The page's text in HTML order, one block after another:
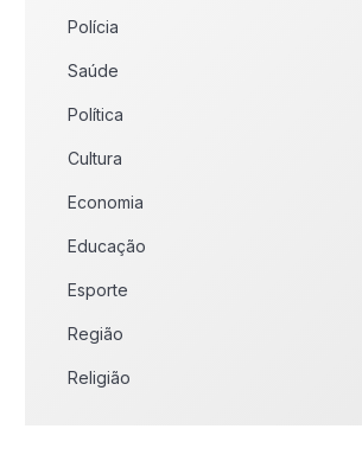
Polícia
Saúde
Política
Cultura
Economia
Educação
Esporte
Região
Religião